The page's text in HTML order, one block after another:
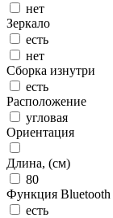
нет
Зеркало
есть
нет
Сборка изнутри
есть
Расположение
угловая
Ориентация
Длина, (см)
80
Функция Bluetooth
есть